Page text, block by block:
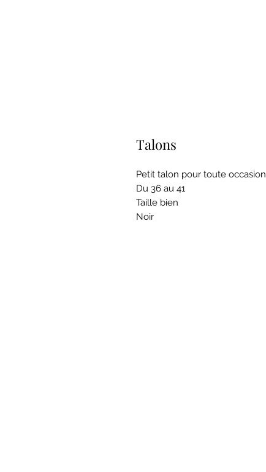
Talons
Petit talon pour toute occasion
Du 36 au 41
Taille bien
Noir